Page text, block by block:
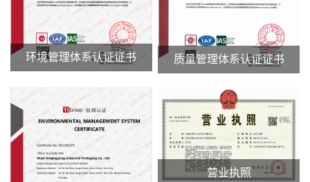
环境管理体系认证证书 质量管理体系认证证书
营业执照